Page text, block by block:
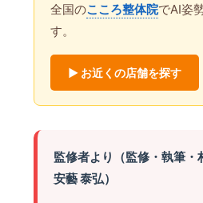
全国のこころ整体院でAI姿
す。
▶ お近くの店舗を探す
監修者より（監修・執筆・
安藝 泰弘）